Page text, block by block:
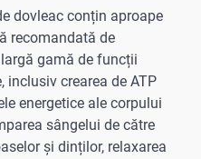
dovleac conțin aproape
recomandată de
gamă de funcții
crearea de ATP
energetice ale corpului
sângelui de către
și dinților, relaxarea